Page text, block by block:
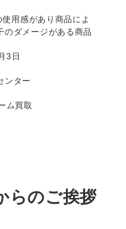
用感があり商品によ
のダメージがある商品
3日
ンター
ム買取
らのご挨拶